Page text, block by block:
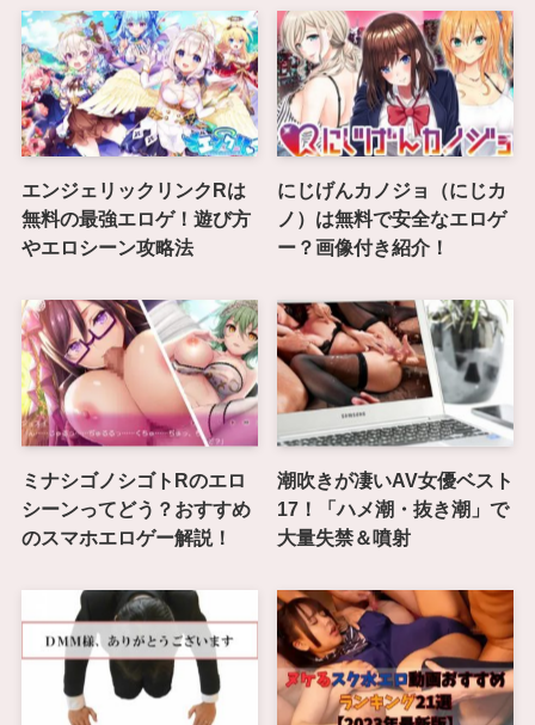
エンジェリックリンクRは
無料の最強エロゲ！遊び方
やエロシーン攻略法
にじげんカノジョ（にじカ
ノ）は無料で安全なエロゲ
ー？画像付き紹介！
ミナシゴノシゴトRのエロ
シーンってどう？おすすめ
のスマホエロゲー解説！
潮吹きが凄いAV女優ベスト
17！「ハメ潮・抜き潮」で
大量失禁＆噴射